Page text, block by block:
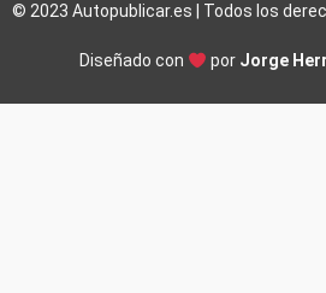
© 2023 Autopublicar.es | Todos los
Diseñado con por Jorge